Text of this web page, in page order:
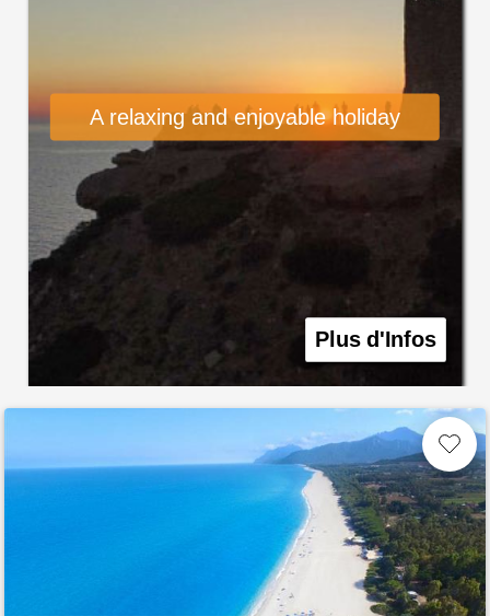
A relaxing and enjoyable holiday
Plus d'Infos